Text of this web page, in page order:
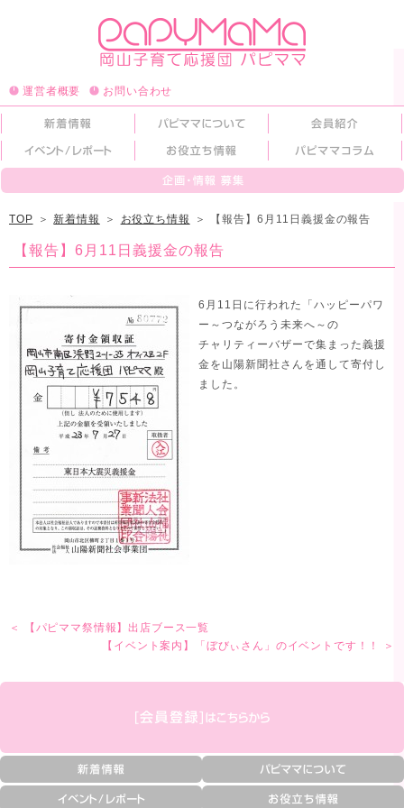
運営者概要 お問い合わせ
TOP ＞ 新着情報 ＞ お役立ち情報 ＞ 【報告】6月11日義援金の報告
【報告】6月11日義援金の報告
6月11日に行われた「ハッピーパワ
ー～つながろう未来へ～の
チャリティーバザーで集まった義援
金を山陽新聞社さんを通して寄付し
ました。
＜ 【パピママ祭情報】出店ブース一覧
【イベント案内】「ぼびぃさん」のイベントです！！ ＞